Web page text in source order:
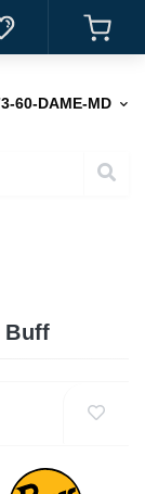
60-DAME-MD
Buff